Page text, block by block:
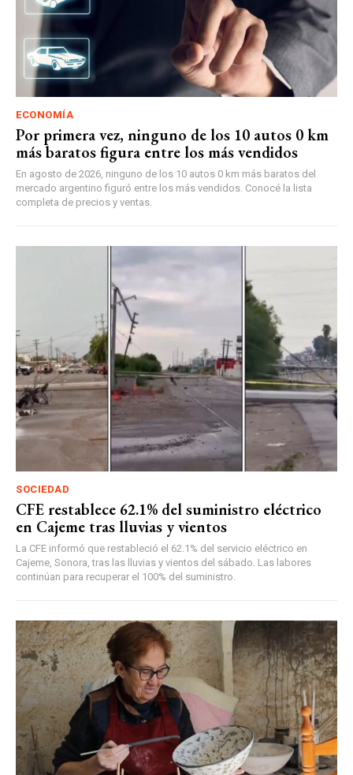
ECONOMÍA
Por primera vez, ninguno de los 10 autos 0 km
más baratos figura entre los más vendidos
En agosto de 2026, ninguno de los 10 autos 0 km más baratos del
mercado argentino figuró entre los más vendidos. Conocé la lista
completa de precios y ventas.
SOCIEDAD
CFE restablece 62.1% del suministro eléctrico
en Cajeme tras lluvias y vientos
La CFE informó que restableció el 62.1% del servicio eléctrico en
Cajeme, Sonora, tras las lluvias y vientos del sábado. Las labores
continúan para recuperar el 100% del suministro.